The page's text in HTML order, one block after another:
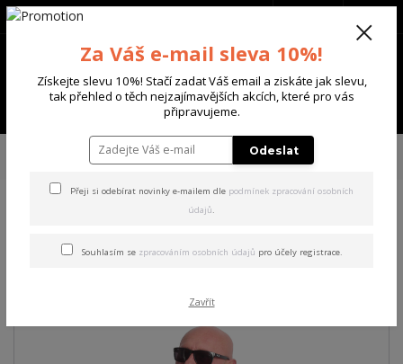
Menu
+420 702 136 620
TRIKA & TÍLKA
Yakuza pánské tričko Middle Regular T-
Regular T-Shirt black S
Za Váš e-mail sleva 10%!
Získejte slevu 10%! Stačí zadat Váš email a ziskáte jak slevu,
tak přehled o těch nejzajímavějších akcích, které pro vás
připravujeme.
Odeslat
Přeji si odebírat novinky e-mailem dle podmínek zpracování osobních
údajů.
Souhlasím se zpracováním osobních údajů pro účely registrace.
Zavřít